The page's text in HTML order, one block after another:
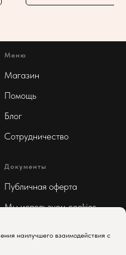
Меню
Магазин
Помощь
Блог
Сотрудничество
Документы
Публичная оферта
Мы используем cookies
наилучшего взаимодействия с